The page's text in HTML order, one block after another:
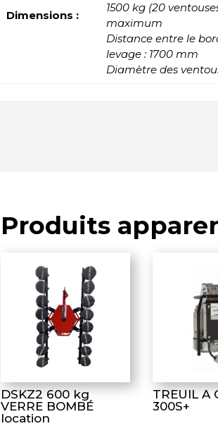
Dimensions :
1500 kg (20
maximum
Distance entre le
levage : 1700 mm
Diamètre des
Produits
DSKZ2 600 kg
VERRE BOMBÉ
location
TREUIL A
300S+